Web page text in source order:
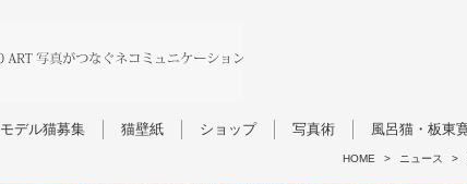
モデル猫募集 猫壁紙 ショップ 写真術 風呂猫・板東
HOME > ニュース >